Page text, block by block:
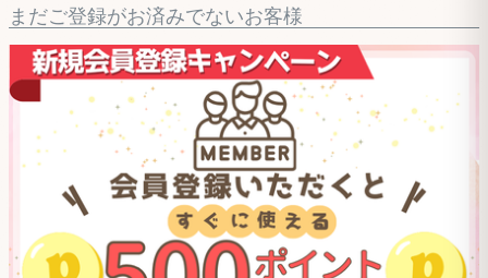
まだご登録がお済みでないお客様